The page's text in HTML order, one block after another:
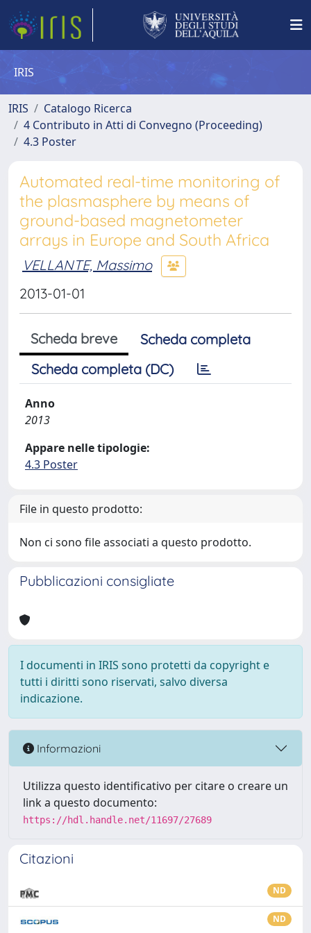
IRIS
IRIS
Catalogo Ricerca
4 Contributo in Atti di Convegno (Proceeding)
4.3 Poster
Automated real-time monitoring of
the plasmasphere by means of
ground-based magnetometer
arrays in Europe and South Africa
VELLANTE, Massimo
2013-01-01
Scheda breve
Scheda completa
Scheda completa (DC)
Anno
2013
Appare nelle tipologie:
4.3 Poster
File in questo prodotto:
Non ci sono file associati a questo prodotto.
Pubblicazioni consigliate
I documenti in IRIS sono protetti da copyright e
tutti i diritti sono riservati, salvo diversa
indicazione.
Informazioni
Utilizza questo identificativo per citare o creare un
link a questo documento:
https://hdl.handle.net/11697/27689
Citazioni
ND
ND